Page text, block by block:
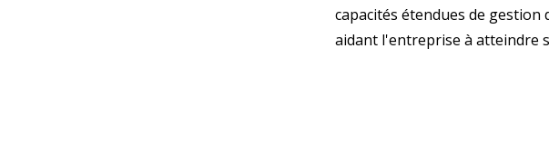
capacités étendues de
aidant l'entreprise à atteindre